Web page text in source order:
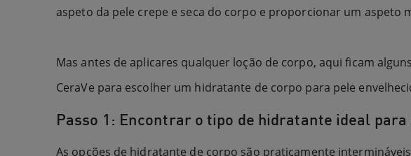
aspeto da pele crepe e seca do corpo e proporcionar um aspeto
Mas antes de aplicares qualquer loção de corpo, aqui ficam
CeraVe para escolher um hidratante de corpo para pele
Passo 1: Encontrar o tipo de hidratante ideal para
As opções de hidratante de corpo são praticamente